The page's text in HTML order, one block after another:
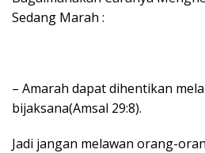
Sedang Marah :
– Amarah dapat dihentikan
bijaksana(Amsal 29:8).
Jadi jangan melawan orang-